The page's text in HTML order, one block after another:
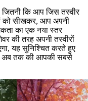
कि आप जिस तस्वीर
सीखकर, आप अपनी
का एक नया स्तर
की तरह अपनी तस्वीरों
यह सुनिश्चित करते हुए
अब तक की आपकी सबसे